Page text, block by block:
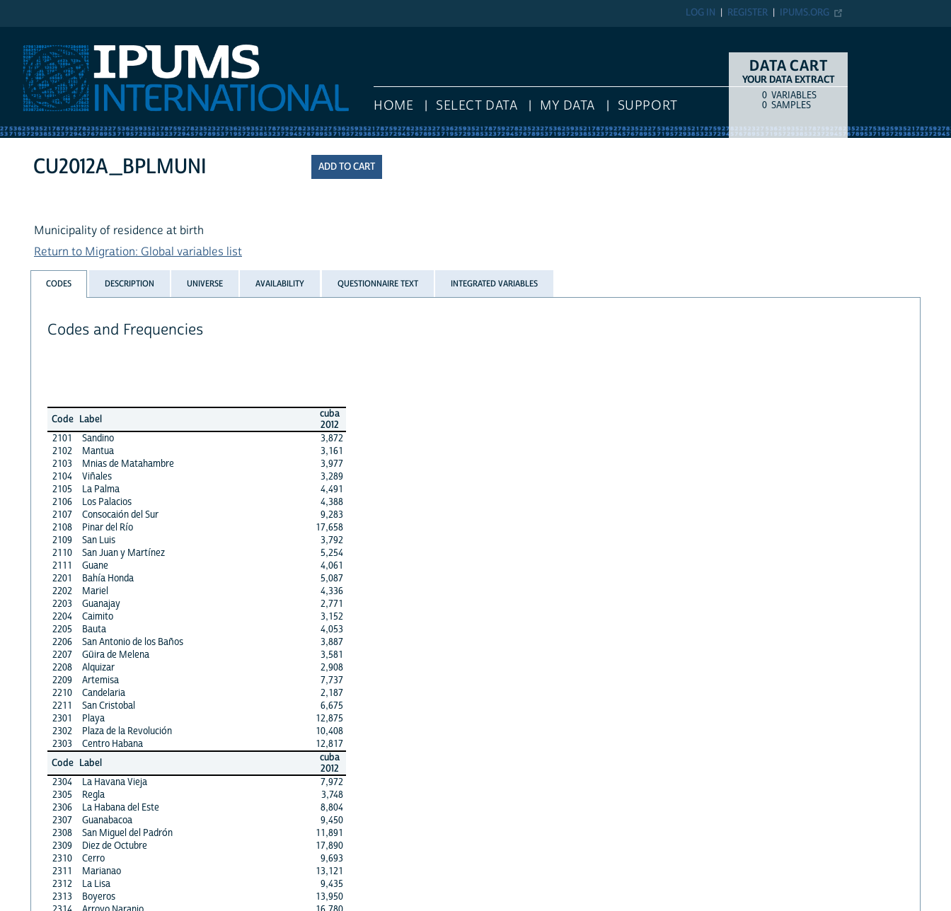
IPUMS.ORG
REGISTER
LOG IN
HOME SELECT DATA MY DATA SUPPORT
DATA CART
YOUR DATA EXTRACT
COUNTITEM TYPE
0 VARIABLES
0 SAMPLES
CU2012A_BPLMUNI
Municipality of residence at birth
Return to Migration: Global variables list
CODES DESCRIPTION UNIVERSE AVAILABILITY QUESTIONNAIRE TEXT INTEGRATED VARIABLES
Codes and Frequencies
Code Label
cuba
2012
2101
Sandino
3,872
2102
Mantua
3,161
2103
Mnias de Matahambre
3,977
2104
Viñales
3,289
2105
La Palma
4,491
2106
Los Palacios
4,388
2107
Consocaión del Sur
9,283
2108
Pinar del Río
17,658
2109
San Luis
3,792
2110
San Juan y Martínez
5,254
2111
Guane
4,061
2201
Bahía Honda
5,087
2202
Mariel
4,336
2203
Guanajay
2,771
2204
Caimito
3,152
2205
Bauta
4,053
2206
San Antonio de los Baños
3,887
2207
Güira de Melena
3,581
2208
Alquizar
2,908
2209
Artemisa
7,737
2210
Candelaria
2,187
2211
San Cristobal
6,675
2301
Playa
12,875
2302
Plaza de la Revolución
10,408
2303
Centro Habana
12,817
Code Label
cuba
2012
2304
La Havana Vieja
7,972
2305
Regla
3,748
2306
La Habana del Este
8,804
2307
Guanabacoa
9,450
2308
San Miguel del Padrón
11,891
2309
Diez de Octubre
17,890
2310
Cerro
9,693
2311
Marianao
13,121
2312
La Lisa
9,435
2313
Boyeros
13,950